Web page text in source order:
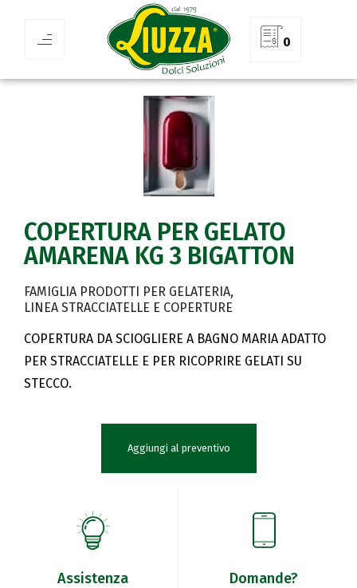
0
COPERTURA PER GELATO
AMARENA KG 3 BIGATTON
FAMIGLIA PRODOTTI PER GELATERIA
LINEA STRACCIATELLE E COPERTURE
COPERTURA DA SCIOGLIERE A BAGNO MARIA ADATTO
PER STRACCIATELLE E PER RICOPRIRE GELATI SU
STECCO.
Aggiungi al preventivo
Assistenza Domande?